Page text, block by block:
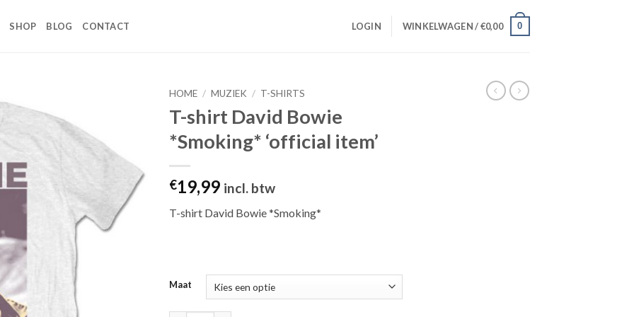
SHOP BLOG CONTACT LOGIN WINKELWAGEN /€0,00 0
aan
wenslijst
HOME / MUZIEK / T-SHIRTS
T-shirt David Bowie
*Smoking* ‘official item’
€19,99 incl. btw
T-shirt David Bowie *Smoking*
Maat